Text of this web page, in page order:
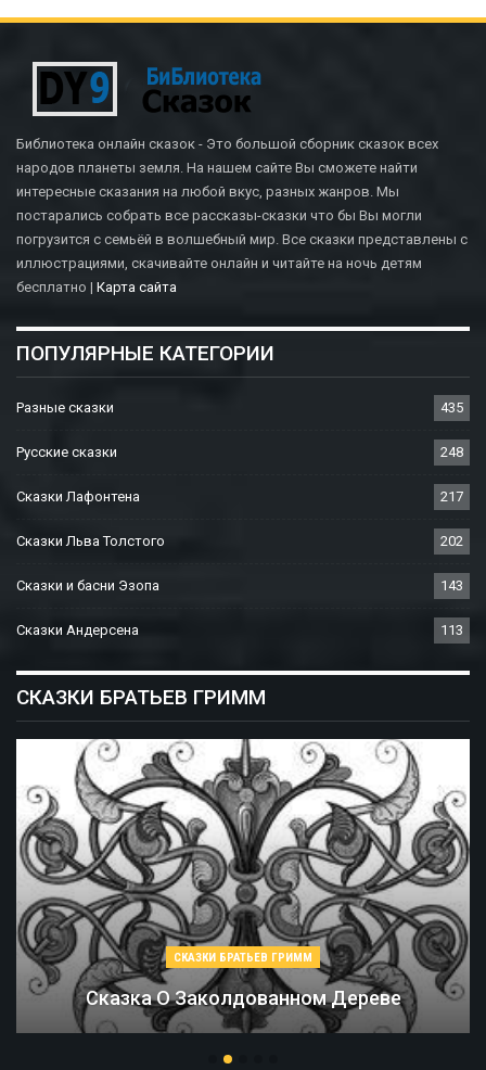
Библиотека онлайн сказок - Это большой сборник сказок всех
народов планеты земля. На нашем сайте Вы сможете найти
интересные сказания на любой вкус, разных жанров. Мы
постарались собрать все рассказы-сказки что бы Вы могли
погрузится с семьёй в волшебный мир. Все сказки представлены с
иллюстрациями, скачивайте онлайн и читайте на ночь детям
бесплатно | Карта сайта
ПОПУЛЯРНЫЕ КАТЕГОРИИ
Разные сказки 435
Русские сказки 248
Сказки Лафонтена 217
Сказки Льва Толстого 202
Сказки и басни Эзопа 143
Сказки Андерсена 113
СКАЗКИ БРАТЬЕВ ГРИММ
СКАЗКИ БРАТЬЕВ ГРИММ
Соломинка, Уголь И Боб